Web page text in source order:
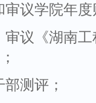
审议学院年
审议《湖南
测评；